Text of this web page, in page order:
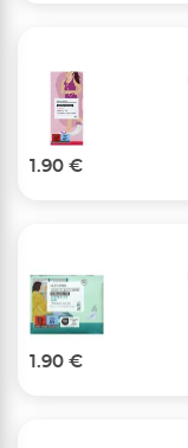
1.90 €
1.90 €